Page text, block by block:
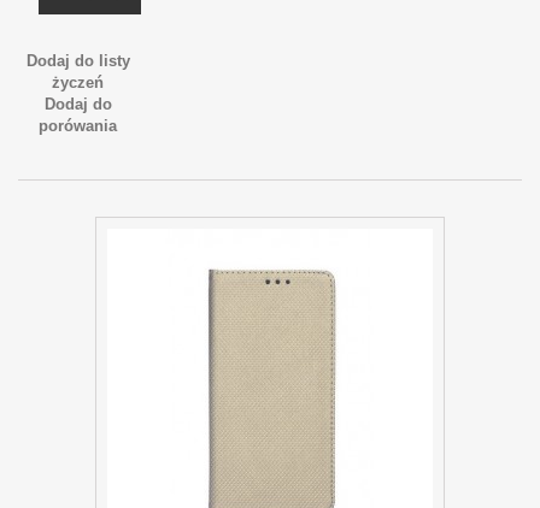
Dodaj do listy
życzeń
Dodaj do
porówania